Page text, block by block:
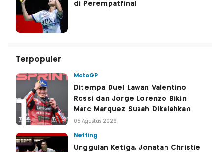
di Perempatfinal
Terpopuler
MotoGP
Ditempa Duel Lawan Valentino
Rossi dan Jorge Lorenzo Bikin
Marc Marquez Susah Dikalahkan
05 Agustus 2026
Netting
Unggulan Ketiga, Jonatan Christie